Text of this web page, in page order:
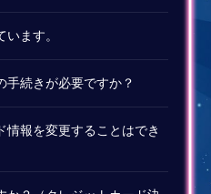
ます。
手続きが必要ですか？
情報を変更することはでき